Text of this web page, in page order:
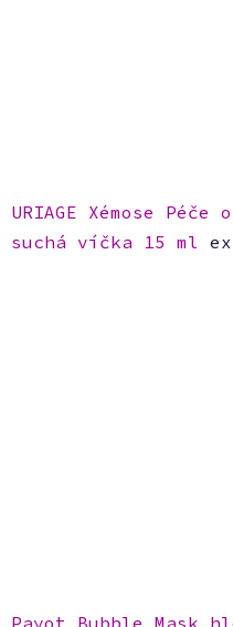
URIAGE Xémose
suchá víčka 15 ml
Payot Bubble Mask